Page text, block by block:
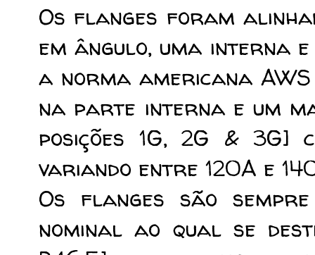
Os flanges foram
em ângulo, uma interna
a norma americana
na parte interna e um
posições 1G, 2G &
variando entre 120A e
Os flanges são
nominal ao qual se